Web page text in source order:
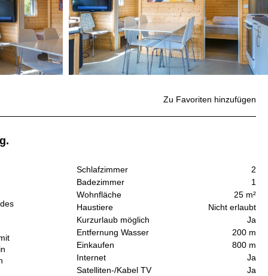
Schlafzimmer
2
Badezimmer
1
Wohnfläche
25 m²
Haustiere
Nicht erlaubt
Kurzurlaub möglich
Ja
Entfernung Wasser
200 m
Einkaufen
800 m
Internet
Ja
Satelliten-/Kabel TV
Ja
Zu Favoriten hinzufügen